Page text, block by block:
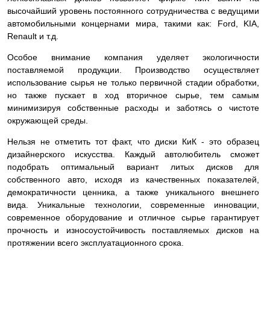
высочайший уровень постоянного сотрудничества с ведущими
автомобильными концернами мира, такими как: Ford, KIA,
Renault и т.д.
Особое внимание компания уделяет экологичности
поставляемой продукции. Производство осуществляет
использование сырья не только первичной стадии обработки,
но также пускает в ход вторичное сырье, тем самым
минимизируя собственные расходы и заботясь о чистоте
окружающей среды.
Нельзя не отметить тот факт, что диски КиК - это образец
дизайнерского искусства. Каждый автолюбитель сможет
подобрать оптимальный вариант литых дисков для
собственного авто, исходя из качественных показателей,
демократичности ценника, а также уникального внешнего
вида. Уникальные технологии, современные инновации,
современное оборудование и отличное сырье гарантирует
прочность и износоустойчивость поставляемых дисков на
протяжении всего эксплуатационного срока.